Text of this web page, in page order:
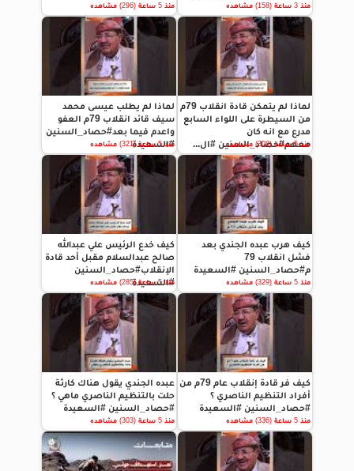
منذ 3 ساعة (158) مشاهده منذ 5 ساعة (296) مشاهده
لماذا لم يتمكن قادة انقلاب 79م
من السيطرة على اللواء السابع
مدرع مع انه كان
معهم#حصاد_السنين #ال...
منذ 5 ساعة (308) مشاهده
لماذا لم يطلب عيسى محمد
سيف قائد انقلاب 79م العفو
واعدم فيما بعد#حصاد_السنين
#السعيدة
منذ 5 ساعة (321) مشاهده
كيف هرب عبده الجندي بعد
فشل انقلاب 79
م#حصاد_السنين #السعيدة
منذ 5 ساعة (329) مشاهده
كيف خدع الرئيس علي عبدالله
صالح عبدالسلام مقبل أحد قادة
الإنقلاب#حصاد_السنين
#السعيدة
منذ 5 ساعة (285) مشاهده
كيف فر قادة إنقلاب عام 79م من
أفراد التنظيم الناصري ؟
#حصاد_السنين #السعيدة
منذ 5 ساعة (336) مشاهده
عبده الجندي يقول هناك كارثة
حلت بالتنظيم الناصري ماهي ؟
#حصاد_السنين #السعيدة
منذ 5 ساعة (303) مشاهده